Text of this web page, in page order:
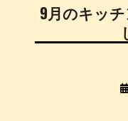
9月のキッチ
By
ナ